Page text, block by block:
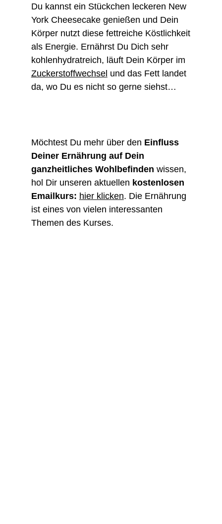
Du kannst ein Stückchen leckeren New
York Cheesecake genießen und Dein
Körper nutzt diese fettreiche Köstlichkeit
als Energie. Ernährst Du Dich sehr
kohlenhydratreich, läuft Dein Körper im
Zuckerstoffwechsel und das Fett landet
da, wo Du es nicht so gerne siehst…
Möchtest Du mehr über den Einfluss
Deiner Ernährung auf Dein
ganzheitliches Wohlbefinden wissen,
hol Dir unseren aktuellen kostenlosen
Emailkurs: hier klicken. Die Ernährung
ist eines von vielen interessanten
Themen des Kurses.